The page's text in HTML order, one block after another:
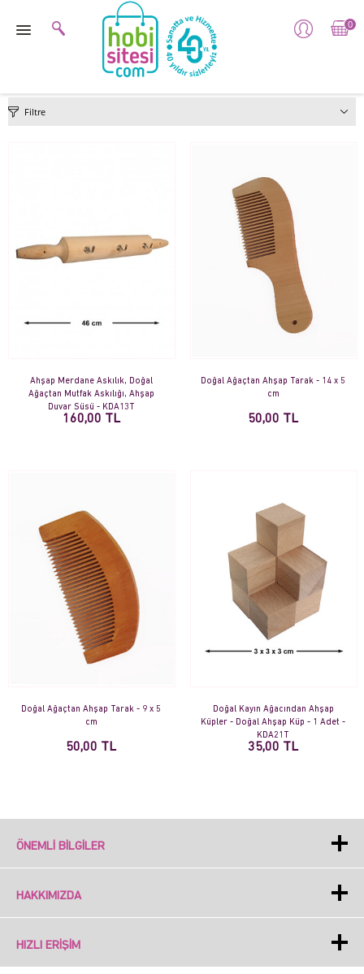
0
Filtre
Ahşap Merdane Askılık, Doğal
Ağaçtan Mutfak Askılığı, Ahşap
Duvar Süsü - KDA13T
160,00 TL
Doğal Ağaçtan Ahşap Tarak - 14 x 5
cm
50,00 TL
Doğal Ağaçtan Ahşap Tarak - 9 x 5
cm
50,00 TL
Doğal Kayın Ağacından Ahşap
Küpler - Doğal Ahşap Küp - 1 Adet -
KDA21T
35,00 TL
ÖNEMLI BILGILER
HAKKIMIZDA
HIZLI ERIŞIM